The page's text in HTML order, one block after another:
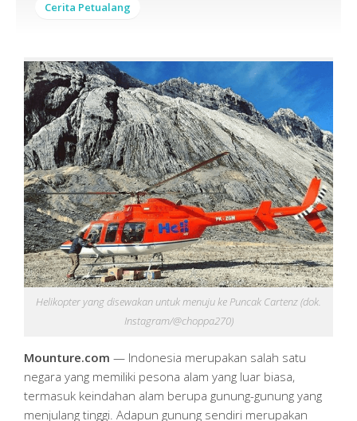
Cerita Petualang
Helikopter yang disewakan untuk menuju ke Puncak Cartenz (dok.
Instagram/@choppa270)
Mounture.com — Indonesia merupakan salah satu
negara yang memiliki pesona alam yang luar biasa,
termasuk keindahan alam berupa gunung-gunung yang
menjulang tinggi. Adapun gunung sendiri merupakan